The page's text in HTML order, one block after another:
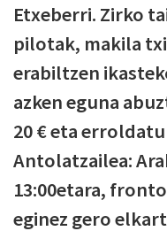
Etxeberri. Zirko
pilotak, makila
erabiltzen
azken eguna
20 € eta erroldatu
Antolatzailea:
13:00etara,
eginez gero